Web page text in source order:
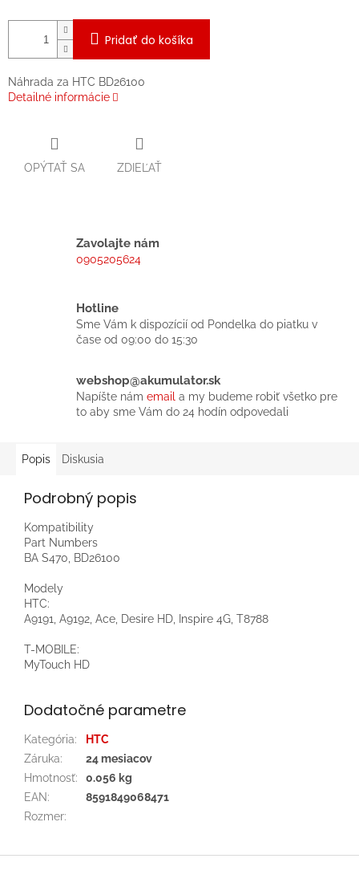
Pridať do košíka
Náhrada za HTC BD26100
Detailné informácie
OPÝTAŤ SA ZDIEĽAŤ
Zavolajte nám
0905205624
Hotline
Sme Vám k dispozícií od Pondelka do piatku v
čase od 09:00 do 15:30
webshop@akumulator.sk
Napíšte nám email a my budeme robiť všetko pre
to aby sme Vám do 24 hodín odpovedali
Popis Diskusia
Podrobný popis
Kompatibility
Part Numbers
BA S470, BD26100
Modely
HTC:
A9191, A9192, Ace, Desire HD, Inspire 4G, T8788
T-MOBILE:
MyTouch HD
Dodatočné parametre
Kategória:
HTC
Záruka:
24 mesiacov
Hmotnosť:
0.056 kg
EAN:
8591849068471
Rozmer:
Z